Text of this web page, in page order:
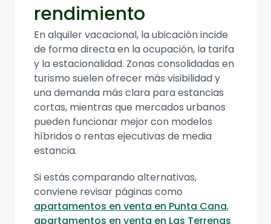
rendimiento
En alquiler vacacional, la ubicación incide
de forma directa en la ocupación, la tarifa
y la estacionalidad. Zonas consolidadas en
turismo suelen ofrecer más visibilidad y
una demanda más clara para estancias
cortas, mientras que mercados urbanos
pueden funcionar mejor con modelos
híbridos o rentas ejecutivas de media
estancia.
Si estás comparando alternativas,
conviene revisar páginas como
apartamentos en venta en Punta Cana,
apartamentos en venta en Las Terrenas